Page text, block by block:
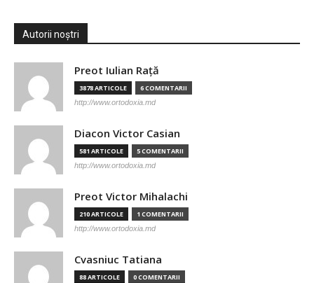
Autorii noștri
Preot Iulian Raţă
3878 ARTICOLE 6 COMENTARII
http://www.ortodoxia.md
Diacon Victor Casian
581 ARTICOLE 5 COMENTARII
http://www.ortodoxia.md
Preot Victor Mihalachi
210 ARTICOLE 1 COMENTARII
http://www.ortodoxia.md
Cvasniuc Tatiana
88 ARTICOLE 0 COMENTARII